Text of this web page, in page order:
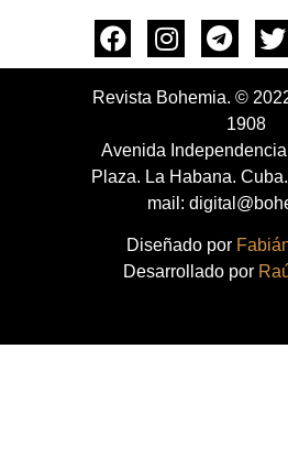
Revista Bohemia. ©
1908
Avenida
Plaza. La Habana.
mail:
Diseñado por
Desarrollado por